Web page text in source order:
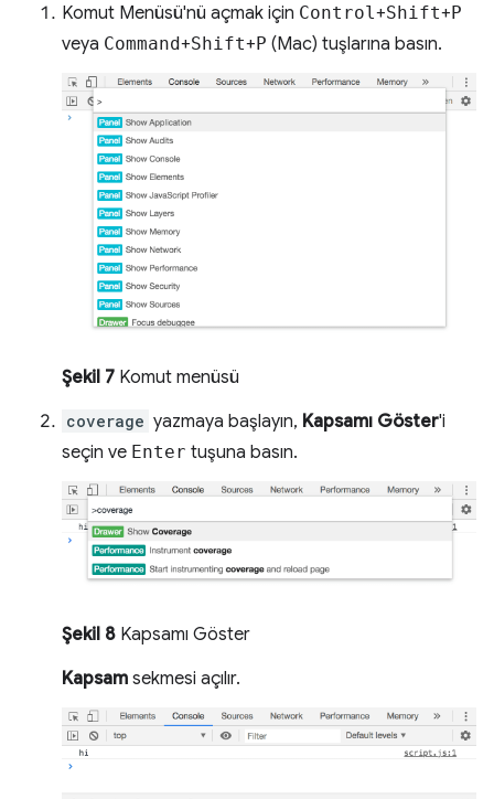
Komut Menüsü'nü açmak için Control +Shift+P
veya Command+Shift+P (Mac) tuşlarına basın.
Şekil 7 Komut menüsü
coverage yazmaya başlayın, Kapsamı Göster'i
seçin ve Enter tuşuna basın.
Şekil 8 Kapsamı Göster
Kapsam sekmesi açılır.